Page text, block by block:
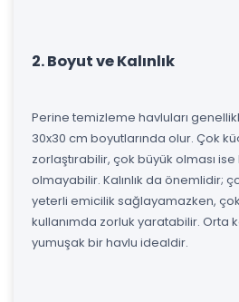
2. Boyut ve Kalınlık
Perine temizleme havluları
30x30 cm boyutlarında olur. Çok
zorlaştırabilir, çok büyük olması ise
olmayabilir. Kalınlık da önemlidir;
yeterli emicilik sağlayamazken,
kullanımda zorluk yaratabilir. Orta
yumuşak bir havlu idealdir.